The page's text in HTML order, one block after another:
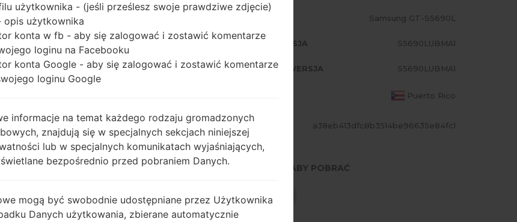
ROZMIAR PLIKU Samsung GT-S5690L
Android Gingerbread 2.3.6 PDA/AP WERSJA S5690LUBMA1
WERSJA S5690LUWAMA2 MODEM/CP WERSJA S5690LUBMA1
Puerto Rico
Claro PR & DR HASH a38eb413dfc8b3514be96635e84fc1
1.SPRAWDŹ RECAPTCHA 2.NACIŚNIJ, ABY POBRAĆ
POBIERZ
użytkownika - (jeśli prześlesz swoje prawdziwe zdjęcie)
opis użytkownika
konta w fb - aby się zalogować i zostawić komentarze
loginu na Facebooku
konta Google - aby się zalogować i zostawić komentarze
loginu Google
informacje na temat każdego rodzaju gromadzonych
znajdują się w specjalnych sekcjach niniejszej
lub w specjalnych komunikatach wyjaśniających,
bezpośrednio przed pobraniem Danych.
mogą być swobodnie udostępniane przez Użytkownika
Danych użytkowania, zbierane automatycznie